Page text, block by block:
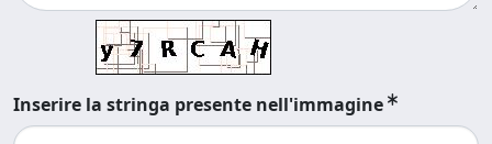
Inserire la stringa presente nell'immagine